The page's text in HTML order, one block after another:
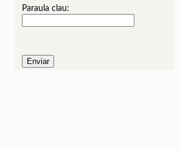
Paraula clau: